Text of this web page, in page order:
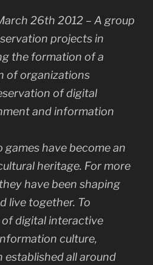
26th 2012 – A group
projects in
the formation of a
of organizations
of digital
and information
games have become an
heritage. For more
have been shaping
live together. To
digital interactive
culture,
established all around